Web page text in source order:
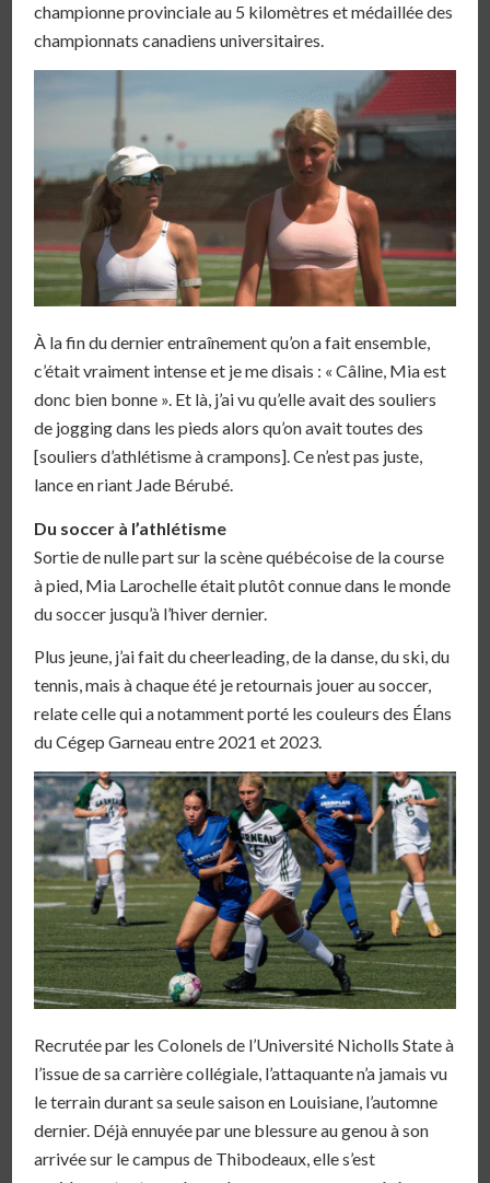
championne provinciale au 5 kilomètres et médaillée des
championnats canadiens universitaires.
À la fin du dernier entraînement qu’on a fait ensemble,
c’était vraiment intense et je me disais : « Câline, Mia est
donc bien bonne ». Et là, j’ai vu qu’elle avait des souliers
de jogging dans les pieds alors qu’on avait toutes des
[souliers d’athlétisme à crampons]. Ce n’est pas juste,
lance en riant Jade Bérubé.
Du soccer à l’athlétisme
Sortie de nulle part sur la scène québécoise de la course
à pied, Mia Larochelle était plutôt connue dans le monde
du soccer jusqu’à l’hiver dernier.
Plus jeune, j’ai fait du cheerleading, de la danse, du ski, du
tennis, mais à chaque été je retournais jouer au soccer,
relate celle qui a notamment porté les couleurs des Élans
du Cégep Garneau entre 2021 et 2023.
Recrutée par les Colonels de l’Université Nicholls State à
l’issue de sa carrière collégiale, l’attaquante n’a jamais vu
le terrain durant sa seule saison en Louisiane, l’automne
dernier. Déjà ennuyée par une blessure au genou à son
arrivée sur le campus de Thibodeaux, elle s’est